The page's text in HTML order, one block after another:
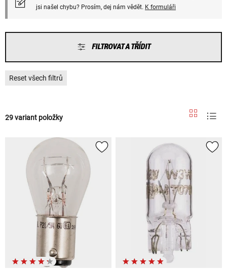
jsi našel chybu? Prosím, dej nám vědět. K formuláři
FILTROVAT A TŘÍDIT
Reset všech filtrů
29 variant položky